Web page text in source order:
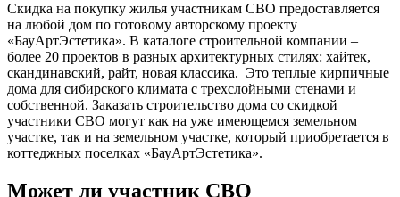
Скидка на покупку жилья участникам СВО предоставляется
на любой дом по готовому авторскому проекту
«БауАртЭстетика». В каталоге строительной компании –
более 20 проектов в разных архитектурных стилях: хайтек,
скандинавский, райт, новая классика. Это теплые кирпичные
дома для сибирского климата с трехслойными стенами и
собственной. Заказать строительство дома со скидкой
участники СВО могут как на уже имеющемся земельном
участке, так и на земельном участке, который приобретается в
коттеджных поселках «БауАртЭстетика».
Может ли участник СВО